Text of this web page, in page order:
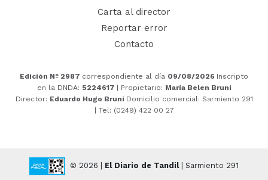
Carta al director
Reportar error
Contacto
Edición Nº 2987 correspondiente al día 09/08/2026 Inscripto
en la DNDA: 5224617 | Propietario: María Belen Bruni
Director: Eduardo Hugo Bruni Domicilio comercial: Sarmiento 291
| Tel: (0249) 422 00 27
© 2026 | El Diario de Tandil| Sarmiento 291